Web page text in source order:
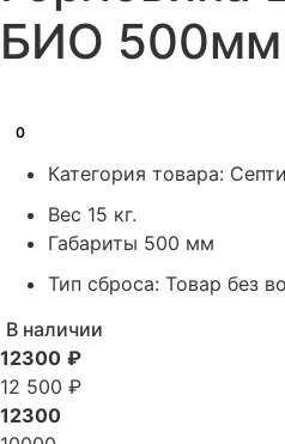
БИО 500мм
0
Категория товара:
Вес 15 кг.
Габариты 500 мм
Тип сброса: Товар без
Гарантия производителя
Пользователей:
Пользователей:
В наличии
12300 ₽
12 500 ₽
12300